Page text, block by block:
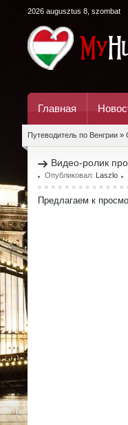
2026 augusztus 8, szombat
Главная
Путеводитель по Венгрии »
Видео-ролик
Опубликовал: Laszlo
Предлагаем к